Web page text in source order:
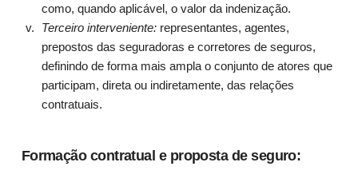
como, quando aplicável, o valor da indenização.
Terceiro interveniente:representantes, agentes,
prepostos das seguradoras e corretores de seguros,
definindo de forma mais ampla o conjunto de atores que
participam, direta ou indiretamente, das relações
contratuais.
Formação contratual e proposta de seguro: